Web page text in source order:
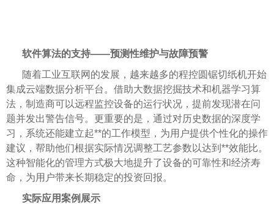
软件算法的支持——预测性维护与故障预警
随着工业互联网的发展，越来越多的程控圆锯切纸机开始
集成云端数据分析平台。借助大数据挖掘技术和机器学习算
法，制造商可以远程监控设备的运行状况，提前发现潜在问
题并发出警告信号。更重要的是，通过对历史数据的深度学
习，系统还能建立起**的工作模型，为用户提供个性化的操作
建议，帮助他们根据实际情况调整工艺参数以达到**效能比。
这种智能化的管理方式极大地提升了设备的可靠性和经济寿
命，为用户带来长期稳定的投资回报。
实际应用案例展示